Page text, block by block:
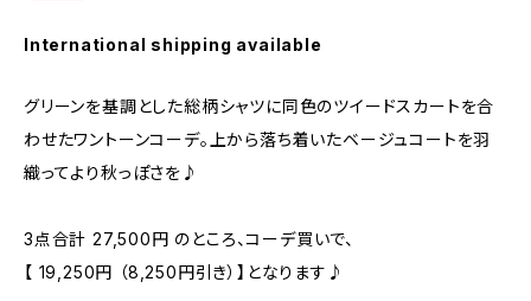
International shipping available
グリーンを基調とした総柄シャツに同色のツイードスカートを合
わせたワントーンコーデ。上から落ち着いたベージュコートを羽
織ってより秋っぽさを♪
3点合計 27,500円 のところ、コーデ買いで、
【 19,250円 （8,250円引き）】となります♪